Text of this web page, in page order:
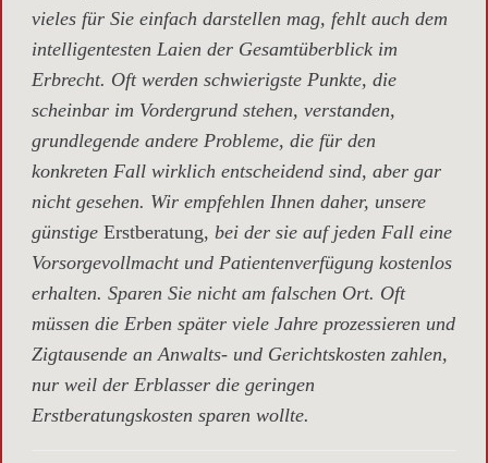
vieles für Sie einfach darstellen mag, fehlt auch dem
intelligentesten Laien der Gesamtüberblick im
Erbrecht. Oft werden schwierigste Punkte, die
scheinbar im Vordergrund stehen, verstanden,
grundlegende andere Probleme, die für den
konkreten Fall wirklich entscheidend sind, aber gar
nicht gesehen. Wir empfehlen Ihnen daher, unsere
günstige Erstberatung, bei der sie auf jeden Fall eine
Vorsorgevollmacht und Patientenverfügung kostenlos
erhalten. Sparen Sie nicht am falschen Ort. Oft
müssen die Erben später viele Jahre prozessieren und
Zigtausende an Anwalts- und Gerichtskosten zahlen,
nur weil der Erblasser die geringen
Erstberatungskosten sparen wollte.